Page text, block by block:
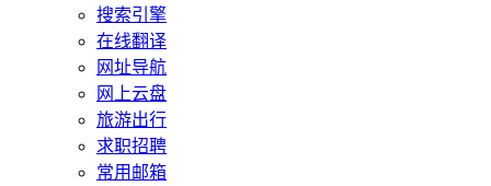
搜索引擎
在线翻译
网址导航
网上云盘
旅游出行
求职招聘
常用邮箱